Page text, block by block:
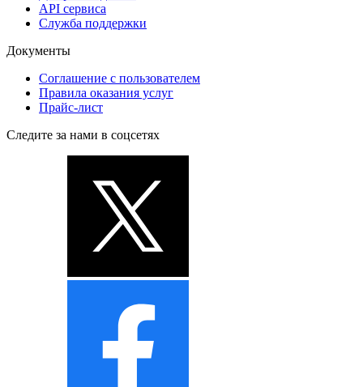
API сервиса
Служба поддержки
Документы
Соглашение с пользователем
Правила оказания услуг
Прайс-лист
Следите за нами в соцсетях